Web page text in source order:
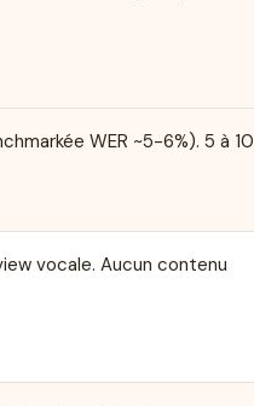
WER ~5-6%). 5 à 10
vocale. Aucun contenu